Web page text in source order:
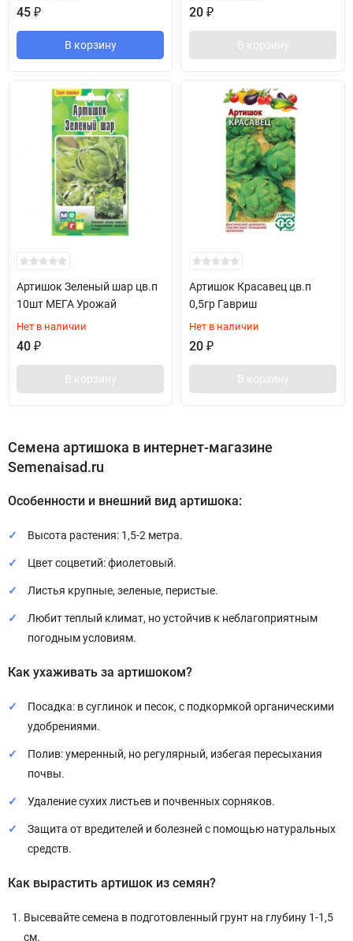
45 ₽
В корзину
20 ₽
В корзину
Артишок Зеленый шар цв.п
10шт МЕГА Урожай
Нет в наличии
40 ₽
В корзину
Артишок Красавец цв.п
0,5гр Гавриш
Нет в наличии
20 ₽
В корзину
Семена артишока в интернет-магазине
Semenaisad.ru
Особенности и внешний вид артишока:
Высота растения: 1,5-2 метра.
Цвет соцветий: фиолетовый.
Листья крупные, зеленые, перистые.
Любит теплый климат, но устойчив к неблагоприятным
погодным условиям.
Как ухаживать за артишоком?
Посадка: в суглинок и песок, с подкормкой органическими
удобрениями.
Полив: умеренный, но регулярный, избегая пересыхания
почвы.
Удаление сухих листьев и почвенных сорняков.
Защита от вредителей и болезней с помощью натуральных
средств.
Как вырастить артишок из семян?
Высевайте семена в подготовленный грунт на глубину 1-1,5
см.